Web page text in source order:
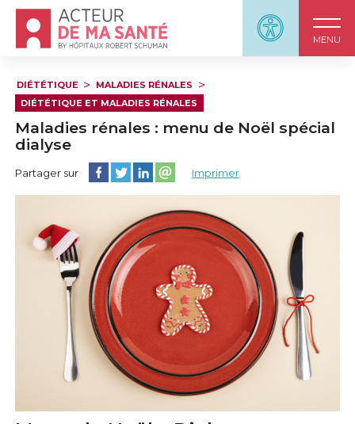
Panneau
MENU
Accueil - Acteur de ma santé, by HôpitauxRobert
DIÉTÉTIQUE
MALADIES RÉNALES
DIÉTÉTIQUE ET MALADIES RÉNALES
Maladies rénales : menu de Noël spécial
dialyse
Partager sur Partager cette page sur Facebook
Partager cette page sur Twitter
Partager cette page sur LinkedIn
Partager cette page sur email
Imprimer